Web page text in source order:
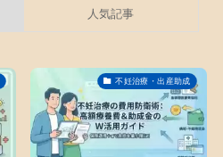
人気記事
不妊治療・出産助成